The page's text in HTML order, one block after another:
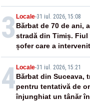
restricții – VIDEO
3 Locale-31 iul. 2026, 15:08
Bărbat de 70 de ani,
stradă din Timiș.
șofer care a
atacați
4Locale-31 iul. 2026, 15:21
Bărbat din Suceava,
pentru tentativă de
înjunghiat un tânăr